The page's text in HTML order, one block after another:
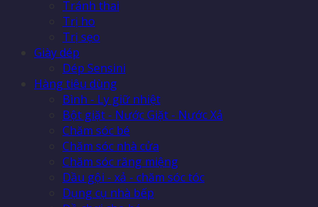
Tránh thai
Trị ho
Trị sẹo
Giày dép
Dép Sensini
Hàng tiêu dùng
Bình - Ly giữ nhiệt
Bột giặt - Nước Giặt - Nước Xả
Chăm sóc bé
Chăm sóc nhà cửa
Chăm sóc răng miệng
Dầu gội - xả - chăm sóc tóc
Dụng cụ nhà bếp